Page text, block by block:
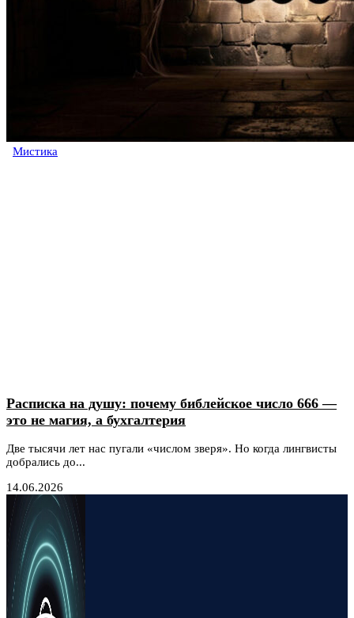
Мистика
Расписка на душу: почему библейское число 666 —
это не магия, а бухгалтерия
Две тысячи лет нас пугали «числом зверя». Но когда лингвисты
добрались до...
14.06.2026